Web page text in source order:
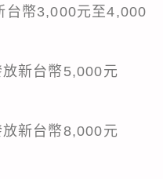
台幣3,000元至4,000
新台幣5,000元
新台幣8,000元